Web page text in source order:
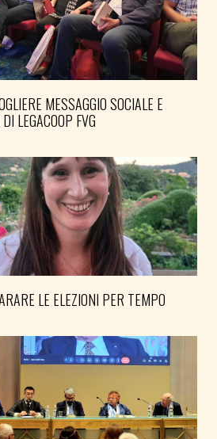
MESSAGGIO SOCIALE E
LEGACOOP FVG
LE ELEZIONI PER TEMPO